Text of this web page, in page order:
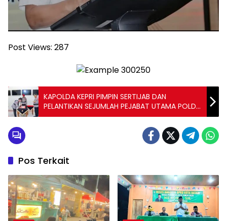
Post Views: 287
KAPOLDA KEPRI PIMPIN SERTIJAB DAN
PELANTIKAN SEJUMLAH PEJABAT UTAMA POLDA
KEPRI
Pos Terkait